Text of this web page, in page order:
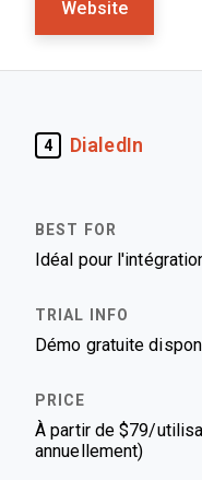
Website
4 DialedIn
Idéal pour
Démo gratuite
À partir de $79/
annuellement)